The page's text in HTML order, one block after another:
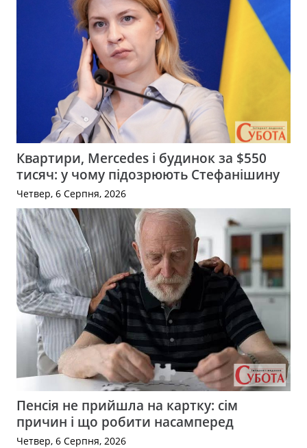
Квартири, Mercedes і будинок за $550
тисяч: у чому підозрюють Стефанішину
Четвер, 6 Серпня, 2026
Пенсія не прийшла на картку: сім
причин і що робити насамперед
Четвер, 6 Серпня, 2026